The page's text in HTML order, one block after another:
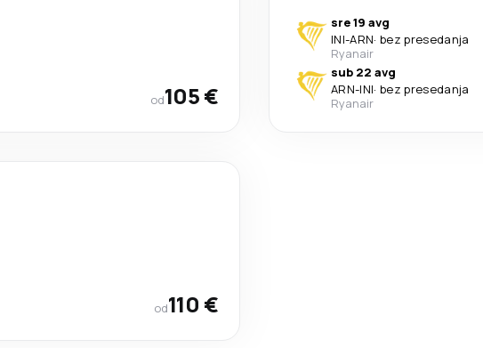
od105 €
sre 19 avg
INI-ARN· bez presedanja
Ryanair
sub 22 avg
ARN-INI· bez presedanja
Ryanair
od110 €